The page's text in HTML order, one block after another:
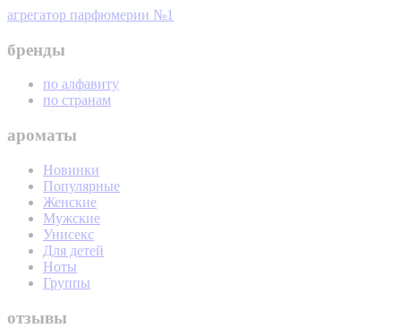
агрегатор парфюмерии №1
бренды
по алфавиту
по странам
ароматы
Новинки
Популярные
Женские
Мужские
Унисекс
Для детей
Ноты
Группы
отзывы